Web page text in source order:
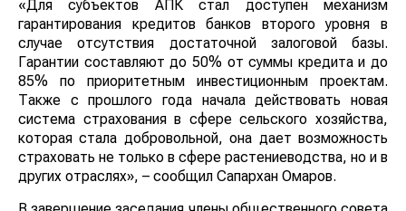
«Для субъектов АПК стал доступен механизм
гарантирования кредитов банков второго уровня в
случае отсутствия достаточной залоговой базы.
Гарантии составляют до 50% от суммы кредита и до
85% по приоритетным инвестиционным проектам.
Также с прошлого года начала действовать новая
система страхования в сфере сельского хозяйства,
которая стала добровольной, она дает возможность
страховать не только в сфере растениеводства, но и в
других отраслях», – сообщил Сапархан Омаров.